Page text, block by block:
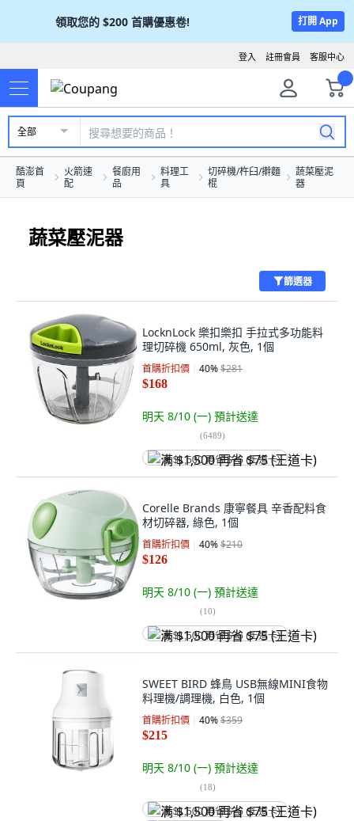
領取您的 $200 首購優惠卷! 打開 App
客服中心
註冊會員
登入
全部
酷澎首
頁
火箭速
配
餐廚用
品
料理工
具
切碎機/杵臼/擀麵
棍
蔬菜壓泥
器
蔬菜壓泥器
篩選器
LocknLock 樂扣樂扣 手拉式多功能料
理切碎機 650ml, 灰色, 1個
首購折扣價 40%$281
$168
明天 8/10 (一) 預計送達
(6489)
满 $1,500 再省 $75 (王道卡)
Corelle Brands 康寧餐具 辛香配料食
材切碎器, 綠色, 1個
首購折扣價 40%$210
$126
明天 8/10 (一) 預計送達
(10)
满 $1,500 再省 $75 (王道卡)
SWEET BIRD 蜂鳥 USB無線MINI食物
料理機/調理機, 白色, 1個
首購折扣價 40%$359
$215
明天 8/10 (一) 預計送達
(18)
满 $1,500 再省 $75 (王道卡)